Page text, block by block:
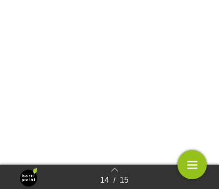
Terug naar overzicht 14 / 15